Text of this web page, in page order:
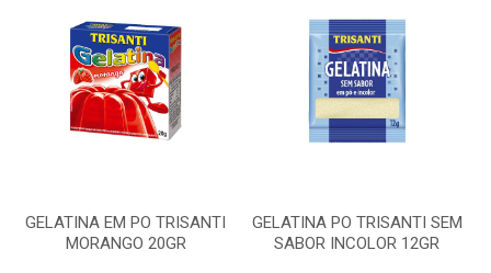
GELATINA EM PO TRISANTI
MORANGO 20GR
GELATINA PO TRISANTI SEM
SABOR INCOLOR 12GR